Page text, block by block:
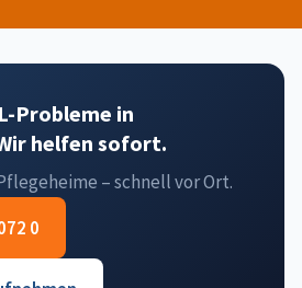
Probleme in
helfen sofort.
– schnell vor Ort.
0